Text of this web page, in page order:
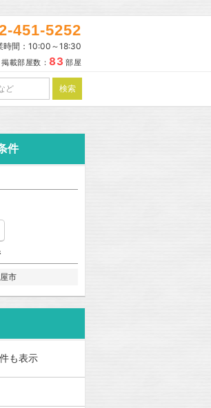
451-5252
時間：10:00～18:30
載部屋数： 83 部屋
件
市
も表示